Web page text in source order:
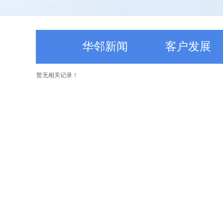
华邻新闻 客户发展
暂无相关记录！